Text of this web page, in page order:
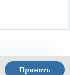
Принять